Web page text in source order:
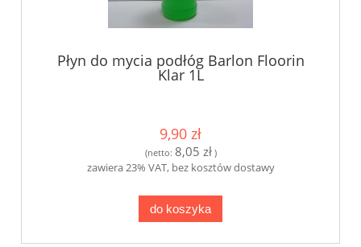
Płyn do mycia podłóg Barlon Floorin
Klar 1L
9,90 zł
(netto: 8,05 zł)
zawiera 23% VAT, bez kosztów dostawy
do koszyka